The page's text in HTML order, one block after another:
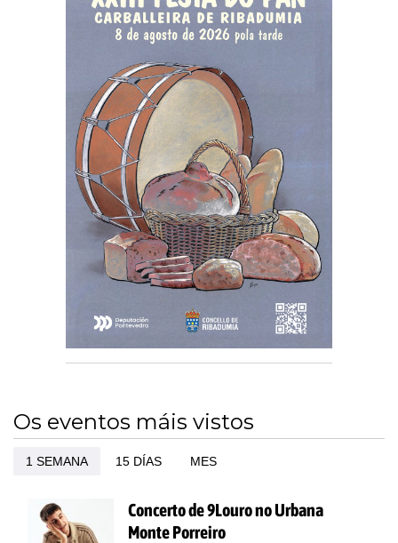
Os eventos máis vistos
1 SEMANA 15 DÍAS MES
Concerto de 9Louro no Urbana
Monte Porreiro